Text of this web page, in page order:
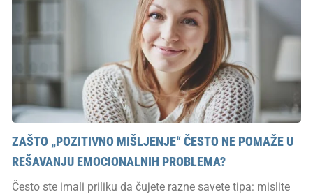
ZAŠTO „POZITIVNO MIŠLJENJE“ ČESTO NE POMAŽE U
REŠAVANJU EMOCIONALNIH PROBLEMA?
Često ste imali priliku da čujete razne savete tipa: mislite